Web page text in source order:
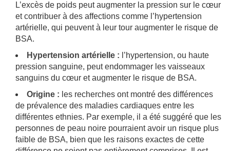
L’excès de poids peut augmenter la pression sur le cœur
et contribuer à des affections comme l’hypertension
artérielle, qui peuvent à leur tour augmenter le risque de
BSA.
Hypertension artérielle : l’hypertension, ou haute
pression sanguine, peut endommager les vaisseaux
sanguins du cœur et augmenter le risque de BSA.
Origine : les recherches ont montré des différences
de prévalence des maladies cardiaques entre les
différentes ethnies. Par exemple, il a été suggéré que les
personnes de peau noire pourraient avoir un risque plus
faible de BSA, bien que les raisons exactes de cette